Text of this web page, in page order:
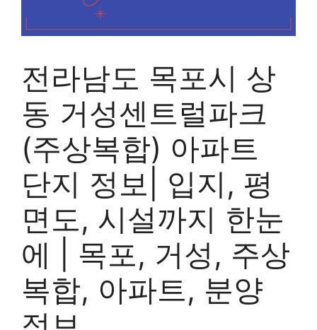
전라남도 목포시 상
동 거성센트럴파크
(주상복합) 아파트
단지 정보| 입지, 평
면도, 시설까지 한눈
에 | 목포, 거성, 주상
복합, 아파트, 분양